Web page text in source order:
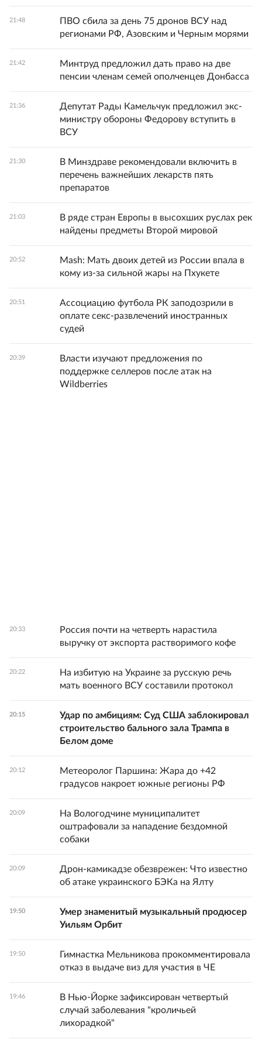
21:48
ПВО сбила за день 75 дронов ВСУ над
регионами РФ, Азовским и Черным морями
21:42
Минтруд предложил дать право на две
пенсии членам семей ополченцев Донбасса
21:36
Депутат Рады Камельчук предложил экс-
министру обороны Федорову вступить в
ВСУ
21:30
В Минздраве рекомендовали включить в
перечень важнейших лекарств пять
препаратов
21:03
В ряде стран Европы в высохших руслах рек
найдены предметы Второй мировой
20:52
Mash: Мать двоих детей из России впала в
кому из-за сильной жары на Пхукете
20:51
Ассоциацию футбола РК заподозрили в
оплате секс-развлечений иностранных
судей
20:39
Власти изучают предложения по
поддержке селлеров после атак на
Wildberries
20:33
Россия почти на четверть нарастила
выручку от экспорта растворимого кофе
20:22
На избитую на Украине за русскую речь
мать военного ВСУ составили протокол
20:15
Удар по амбициям: Суд США заблокировал
строительство бального зала Трампа в
Белом доме
20:12
Метеоролог Паршина: Жара до +42
градусов накроет южные регионы РФ
20:09
На Вологодчине муниципалитет
оштрафовали за нападение бездомной
собаки
20:09
Дрон-камикадзе обезврежен: Что известно
об атаке украинского БЭКа на Ялту
19:50
Умер знаменитый музыкальный продюсер
Уильям Орбит
19:50
Гимнастка Мельникова прокомментировала
отказ в выдаче виз для участия в ЧЕ
19:46
В Нью-Йорке зафиксирован четвертый
случай заболевания "кроличьей
лихорадкой"